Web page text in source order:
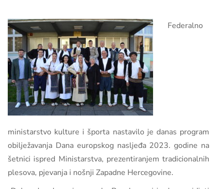
Federalno
ministarstvo kulture i športa nastavilo je danas program
obilježavanja Dana europskog nasljeđa 2023. godine na
šetnici ispred Ministarstva, prezentiranjem tradicionalnih
plesova, pjevanja i nošnji Zapadne Hercegovine.